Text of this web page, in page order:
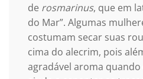
de rosmarinus, que em
do Mar”. Algumas
costumam secar suas
cima do alecrim, pois
agradável aroma quando